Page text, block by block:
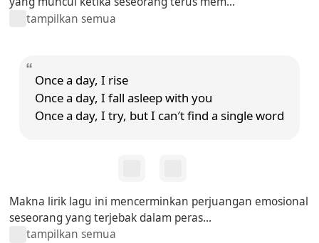
tampilkan semua
Once a day, I rise
Once a day, I fall asleep with you
Once a day, I try, but I can′t find a single word
Makna lirik lagu ini mencerminkan perjuangan emosional
seseorang yang terjebak dalam peras...
tampilkan semua